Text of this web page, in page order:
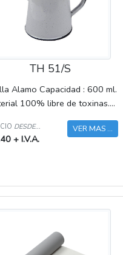
TH 51/S
Alamo Capacidad : 600 ml.
100% libre de toxinas....
DESDE...
+ I.V.A.
VER MAS ...